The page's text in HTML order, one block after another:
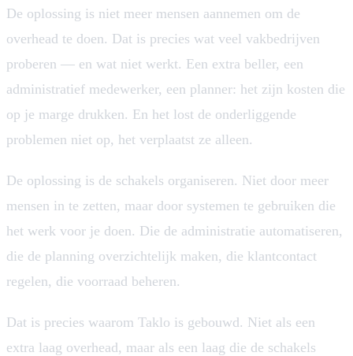
De oplossing is niet meer mensen aannemen om de
overhead te doen. Dat is precies wat veel vakbedrijven
proberen — en wat niet werkt. Een extra beller, een
administratief medewerker, een planner: het zijn kosten die
op je marge drukken. En het lost de onderliggende
problemen niet op, het verplaatst ze alleen.
De oplossing is de schakels organiseren. Niet door meer
mensen in te zetten, maar door systemen te gebruiken die
het werk voor je doen. Die de administratie automatiseren,
die de planning overzichtelijk maken, die klantcontact
regelen, die voorraad beheren.
Dat is precies waarom Taklo is gebouwd. Niet als een
extra laag overhead, maar als een laag die de schakels